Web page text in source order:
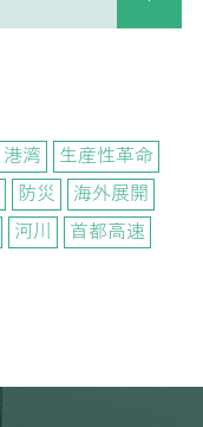
港湾
生産性革命
防災
海外展開
河川
首都高速